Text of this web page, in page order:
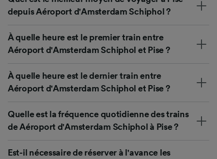
depuis Aéroport d'Amsterdam Schiphol ?
À quelle heure est le premier train entre
Aéroport d'Amsterdam Schiphol et Pise ?
À quelle heure est le dernier train entre
Aéroport d'Amsterdam Schiphol et Pise ?
Quelle est la fréquence quotidienne des trains
de Aéroport d'Amsterdam Schiphol à Pise ?
Est-il nécessaire de réserver à l'avance les